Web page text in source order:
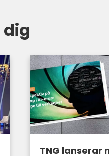
TNG lanserar